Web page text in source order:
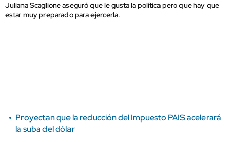
Juliana Scaglione aseguró que le gusta la política pero que hay que
estar muy preparado para ejercerla.
Proyectan que la reducción del Impuesto PAIS acelerará
la suba del dólar